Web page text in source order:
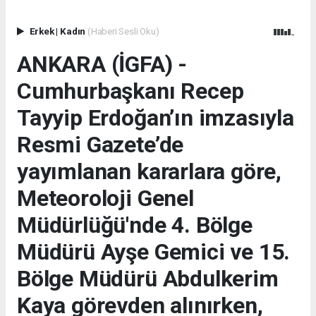
Erkek| Kadın (Haberi Sesli Oku)
ANKARA (İGFA) -
Cumhurbaşkanı Recep
Tayyip Erdoğan’ın imzasıyla
Resmi Gazete’de
yayımlanan kararlara göre,
Meteoroloji Genel
Müdürlüğü'nde 4. Bölge
Müdürü Ayşe Gemici ve 15.
Bölge Müdürü Abdulkerim
Kaya görevden alınırken,